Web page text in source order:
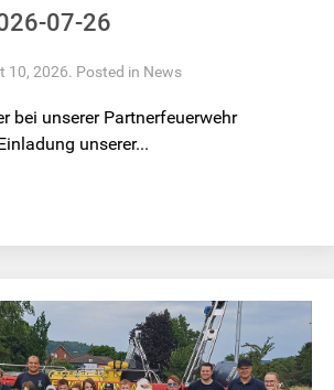
07-26
10, 2026. Posted in News
bei unserer Partnerfeuerwehr
unserer...